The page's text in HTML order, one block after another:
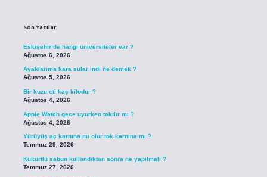
Son Yazılar
Eskişehir’de hangi üniversiteler var ?
Ağustos 6, 2026
Ayaklarıma kara sular indi ne demek ?
Ağustos 5, 2026
Bir kuzu eti kaç kilodur ?
Ağustos 4, 2026
Apple Watch gece uyurken takılır mı ?
Ağustos 4, 2026
Yürüyüş aç karnına mı olur tok karnına mı ?
Temmuz 29, 2026
Kükürtlü sabun kullandıktan sonra ne yapılmalı ?
Temmuz 27, 2026